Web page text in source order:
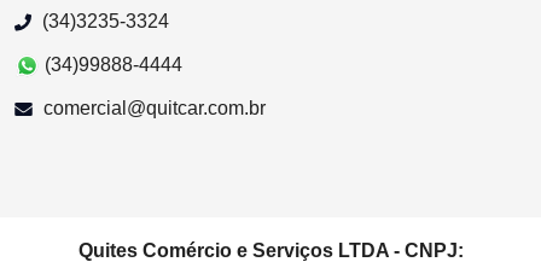
(34)3235-3324
(34)99888-4444
comercial@quitcar.com.br
Quites Comércio e Serviços LTDA - CNPJ: